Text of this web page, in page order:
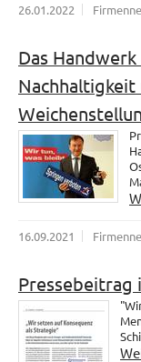
26.01.2022
Das
16.09.2021
Pressebeitrag